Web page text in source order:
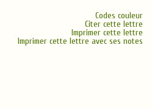
Codes couleur
Citer cette lettre
Imprimer cette lettre
Imprimer cette lettre avec ses notes